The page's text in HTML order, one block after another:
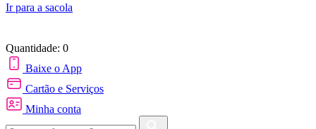
Ir para a sacola
Quantidade: 0
Baixe o App
Cartão e Serviços
Minha conta